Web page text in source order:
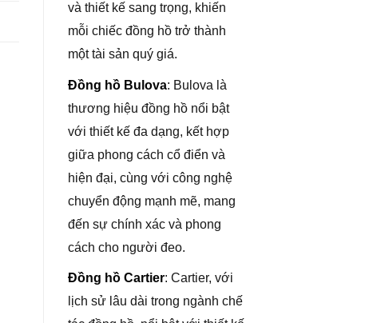
và thiết kế sang trọng, khiến
mỗi chiếc đồng hồ trở thành
một tài sản quý giá.
Đồng hồ Bulova: Bulova là
thương hiệu đồng hồ nổi bật
với thiết kế đa dạng, kết hợp
giữa phong cách cổ điển và
hiện đại, cùng với công nghệ
chuyển động mạnh mẽ, mang
đến sự chính xác và phong
cách cho người đeo.
Đồng hồ Cartier: Cartier, với
lịch sử lâu dài trong ngành chế